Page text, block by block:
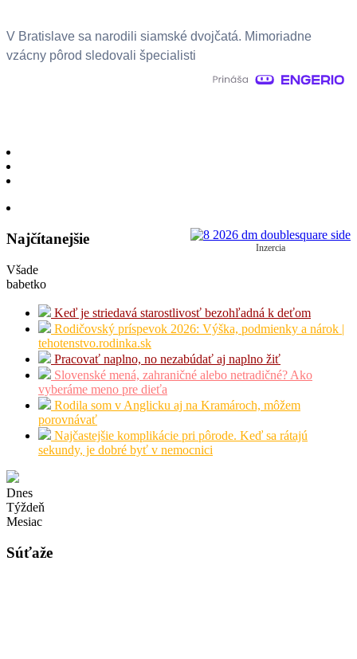
V Bratislave sa narodili siamské dvojčatá. Mimoriadne
vzácny pôrod sledovali špecialisti
Inzercia
Najčítanejšie
Všade
babetko
Keď je striedavá starostlivosť bezohľadná k deťom
Rodičovský príspevok 2026: Výška, podmienky a nárok |
tehotenstvo.rodinka.sk
Pracovať naplno, no nezabúdať aj naplno žiť
Slovenské mená, zahraničné alebo netradičné? Ako
vyberáme meno pre dieťa
Rodila som v Anglicku aj na Kramároch, môžem
porovnávať
Najčastejšie komplikácie pri pôrode. Keď sa rátajú
sekundy, je dobré byť v nemocnici
Dnes
Týždeň
Mesiac
Súťaže